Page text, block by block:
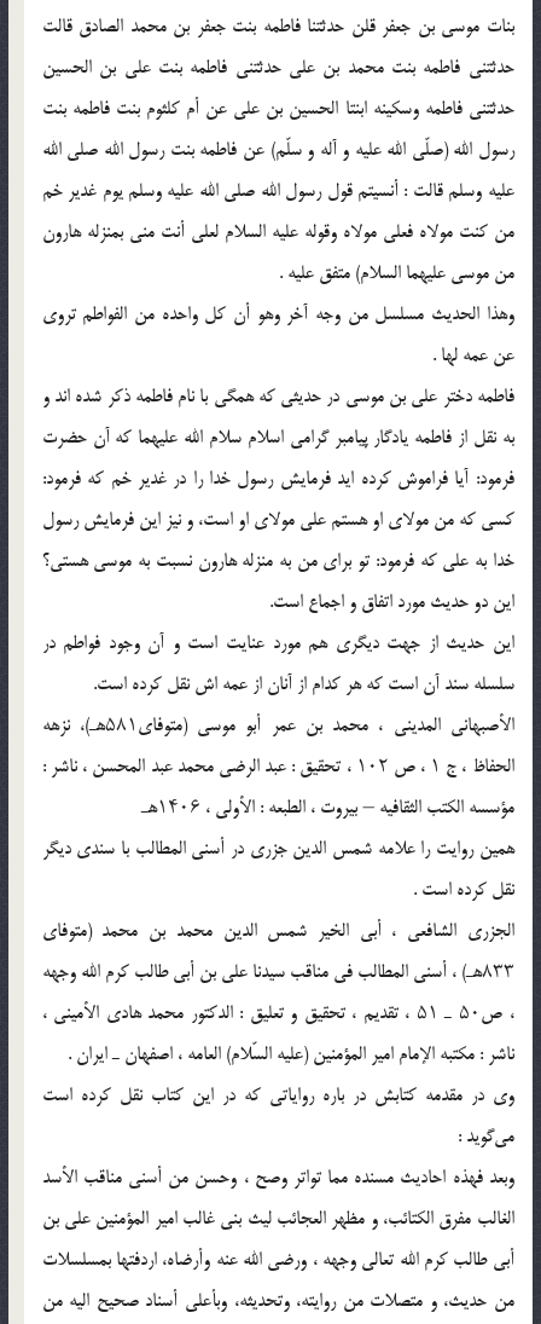
بنات موسى بن جعفر قلن حدثتنا فاطمه بنت جعفر بن محمد الصادق قالت
حدثتنی فاطمه بنت محمد بن علی حدثتنی فاطمه بنت علی بن الحسین
حدثتنی فاطمه وسکینه ابنتا الحسین بن علی عن أم کلثوم بنت فاطمه بنت
رسول الله (صلّی الله علیه و آله و سلّم) عن فاطمه بنت رسول الله صلى الله
علیه وسلم قالت : أنسیتم قول رسول الله صلى الله علیه وسلم یوم غدیر خم
من کنت مولاه فعلی مولاه وقوله علیه السلام لعلی أنت منی بمنزله هارون
من موسى علیهما السلام) متفق علیه .
وهذا الحدیث مسلسل من وجه آخر وهو أن کل واحده من الفواطم تروى
عن عمه لها .
فاطمه دختر علی بن موسی در حدیثی که همگی با نام فاطمه ذکر شده اند و
به نقل از فاطمه یادگار پیامبر گرامی اسلام سلام الله علیهما که آن حضرت
فرمود: آیا فراموش کرده اید فرمایش رسول خدا را در غدیر خم که فرمود:
کسی که من مولای او هستم علی مولای او است، و نیز این فرمایش رسول
خدا به علی که فرمود: تو برای من به منزله هارون نسبت به موسی هستی؟
این دو حدیث مورد اتفاق و اجماع است.
این حدیث از جهت دیگری هم مورد عنایت است و آن وجود فواطم در
سلسله سند آن است که هر کدام از آنان از عمه اش نقل کرده است.
الأصبهانی المدینی ، محمد بن عمر أبو موسى (متوفای۵۸۱هـ)، نزهه
الحفاظ ، ج ۱ ، ص ۱۰۲ ، تحقیق : عبد الرضى محمد عبد المحسن ، ناشر :
مؤسسه الکتب الثقافیه – بیروت ، الطبعه : الأولى ، ۱۴۰۶هـ
همین روایت را علامه شمس الدین جزری در أسنی المطالب با سندی دیگر
نقل کرده است .
الجزری الشافعی ، أبی الخیر شمس الدین محمد بن محمد (متوفای
۸۳۳هـ) ، أسنی المطالب فی مناقب سیدنا علی بن أبی طالب کرم الله وجهه
، ص۵۰ ـ ۵۱ ، تقدیم ، تحقیق و تعلیق :‌ الدکتور محمد هادی الأمینی ،
ناشر : مکتبه الإمام امیر المؤمنین (علیه السّلام) العامه ، اصفهان ـ ایران .
وی در مقدمه کتابش در باره روایاتی که در این کتاب نقل کرده است
می‌گوید :
وبعد فهذه احادیث مسنده مما تواتر وصح ، وحسن من أسنی مناقب الأسد
الغالب مفرق الکتائب، و مظهر العجائب لیث بنی غالب امیر المؤمنین علی بن
أبی طالب کرم الله تعالی وجهه ، ورضی الله عنه وأرضاه، اردفتها بمسلسلات
من حدیث، و متصلات من روایته، وتحدیثه، وبأعلی أسناد صحیح الیه من